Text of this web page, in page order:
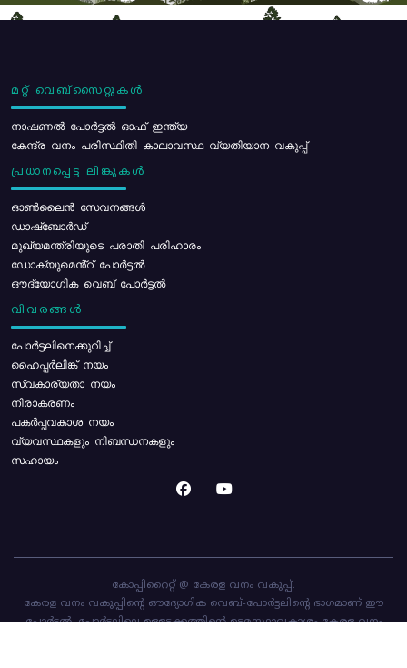
മറ്റ് വെബ്സൈറ്റുകൾ
നാഷണൽ പോർട്ടൽ ഓഫ് ഇന്ത്യ
കേന്ദ്ര വനം പരിസ്ഥിതി കാലാവസ്ഥ വ്യതിയാന വകുപ്പ്
പ്രധാനപ്പെട്ട ലിങ്കുകൾ
ഓൺലൈൻ സേവനങ്ങൾ
ഡാഷ്ബോർഡ്
മുഖ്യമന്ത്രിയുടെ പരാതി പരിഹാരം
ഡോക്യുമെൻ്റ് പോർട്ടൽ
ഔദ്യോഗിക വെബ് പോർട്ടൽ
വിവരങ്ങൾ
പോര്‍ട്ടലിനെക്കുറിച്ച്
ഹൈപ്പർലിങ്ക് നയം
സ്വകാര്യതാ നയം
നിരാകരണം
പകർപ്പവകാശ നയം
വ്യവസ്ഥകളും നിബന്ധനകളും
സഹായം
കോപ്പിറൈറ്റ് @ കേരള വനം വകുപ്പ്.
കേരള വനം വകുപ്പിന്റെ ഔദ്യോഗിക വെബ്-പോർട്ടലിന്റെ ഭാഗമാണ് ഈ
പോർട്ടൽ. പോർട്ടലിലെ ഉള്ളടക്കത്തിന്റെ ഉടമസ്ഥാവകാശം കേരള വനം